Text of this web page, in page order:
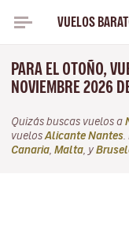
VUELOS
PARA EL OTOÑO,
NOVIEMBRE 2026
Quizás buscas vuelos a
vuelos Alicante Nantes
Canaria Malta , y